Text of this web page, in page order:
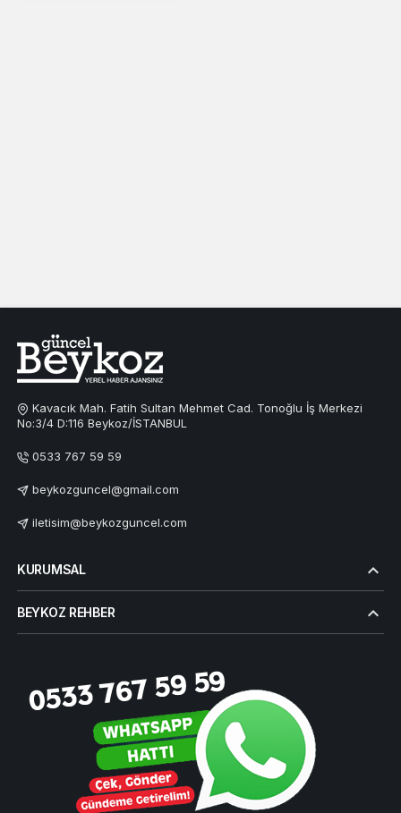
Kavacık Mah. Fatih Sultan Mehmet Cad. Tonoğlu İş Merkezi
No:3/4 D:116 Beykoz/İSTANBUL
0533 767 59 59
beykozguncel@gmail.com
iletisim@beykozguncel.com
KURUMSAL
BEYKOZ REHBER